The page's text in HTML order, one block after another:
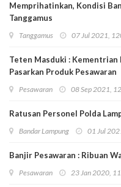
Memprihatinkan, Kondisi
Tanggamus
Tanggamus 07 Jul 2021,
Teten Masduki : Kementrian
Pasarkan Produk Pesawaran
Pesawaran 08 Sep 2021,
Ratusan Personel Polda
Bandar Lampung 01 Jul
Banjir Pesawaran : Ribuan
Pesawaran 23 Jan 2020,